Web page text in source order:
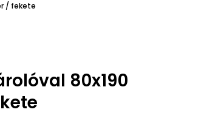
/ fekete
80x190